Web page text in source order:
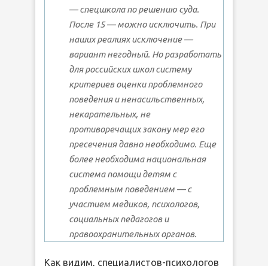
— спецшкола по решению суда.
После 15 — можно исключить. При
наших реалиях исключение —
вариант негодный. Но разработать
для российских школ систему
критериев оценки проблемного
поведения и ненасильственных,
некарательных, не
противоречащих закону мер его
пресечения давно необходимо. Еще
более необходима национальная
система помощи детям с
проблемным поведением — с
участием медиков, психологов,
социальных педагогов и
правоохранительных органов.
Как видим, специалистов-психологов